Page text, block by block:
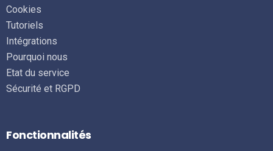
Cookies
Tutoriels
Intégrations
Pourquoi nous
Etat du service
Sécurité et RGPD
Fonctionnalités